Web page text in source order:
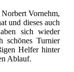
Vornehm,
und dieses auch
sich wieder
schönes Turnier
Helfer hinter
Ablauf.